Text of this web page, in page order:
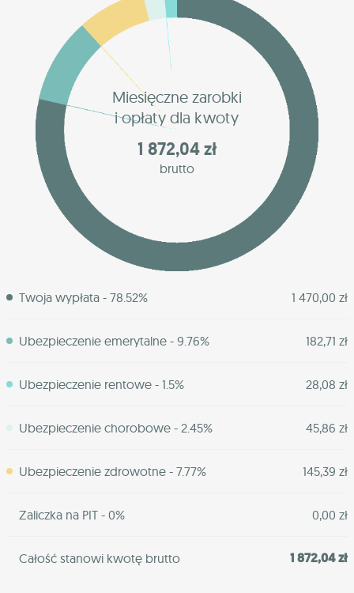
Miesięczne zarobki
i opłaty dla kwoty
1 872,04 zł
brutto
Twoja wypłata - 78.52% 1 470,00 zł
Ubezpieczenie emerytalne - 9.76% 182,71 zł
Ubezpieczenie rentowe - 1.5% 28,08 zł
Ubezpieczenie chorobowe - 2.45% 45,86 zł
Ubezpieczenie zdrowotne - 7.77% 145,39 zł
Zaliczka na PIT - 0% 0,00 zł
Całość stanowi kwotę brutto 1 872,04 zł